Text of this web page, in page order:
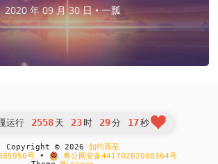
2020 年 09 月 30 日 •一瓢
运行 2558 天 23时 29分 17秒
Copyright © 2026 如约而至
号•
粤公网安备44170202000364号